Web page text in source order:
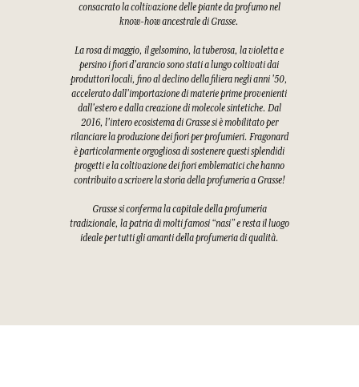
consacrato la coltivazione delle piante da profumo nel
know-how ancestrale di Grasse.
La rosa di maggio, il gelsomino, la tuberosa, la violetta e
persino i fiori d'arancio sono stati a lungo coltivati dai
produttori locali, fino al declino della filiera negli anni '50,
accelerato dall'importazione di materie prime provenienti
dall'estero e dalla creazione di molecole sintetiche. Dal
2016, l'intero ecosistema di Grasse si è mobilitato per
rilanciare la produzione dei fiori per profumieri. Fragonard
è particolarmente orgogliosa di sostenere questi splendidi
progetti e la coltivazione dei fiori emblematici che hanno
contribuito a scrivere la storia della profumeria a Grasse!
Grasse si conferma la capitale della profumeria
tradizionale, la patria di molti famosi “nasi” e resta il luogo
ideale per tutti gli amanti della profumeria di qualità.